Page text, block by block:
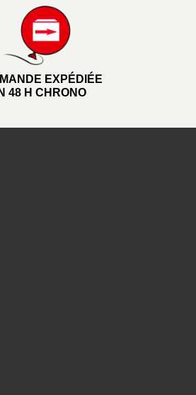
EXPÉDIÉE
48 H CHRONO